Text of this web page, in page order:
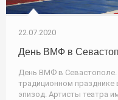
22.07.2020
День ВМФ в
День ВМФ в
традиционном
эпизод. Артисты театра